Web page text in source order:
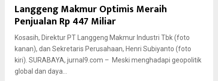
Langgeng Makmur Optimis Meraih
Penjualan Rp 447 Miliar
Kosasih, Direktur PT Langgeng Makmur Industri Tbk (foto
kanan), dan Sekretaris Perusahaan, Henri Subiyanto (foto
kiri). SURABAYA, jurnal9.com – Meski menghadapi geopolitik
global dan daya...